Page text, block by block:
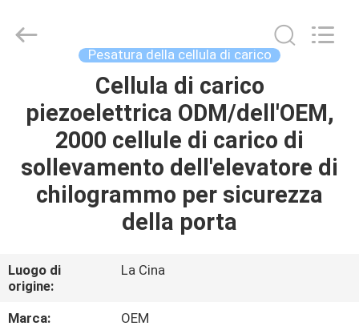
PRODOTTI
VIDEO
DI
NOI
Co.,Limited.
Pesatura della cellula di carico
Cellula di carico
piezoelettrica ODM/dell'OEM,
2000 cellule di carico di
sollevamento dell'elevatore di
chilogrammo per sicurezza
della porta
Luogo di
origine:
La Cina
Marca:
OEM